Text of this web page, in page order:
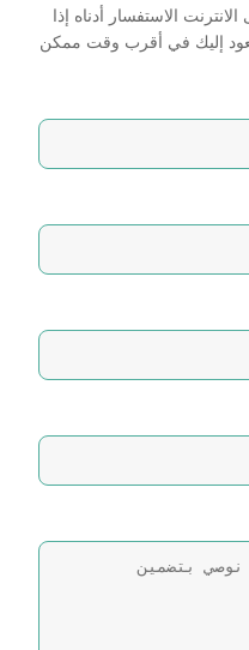
الاستفسار أدناه إذا
إليك في أقرب وقت ممكن